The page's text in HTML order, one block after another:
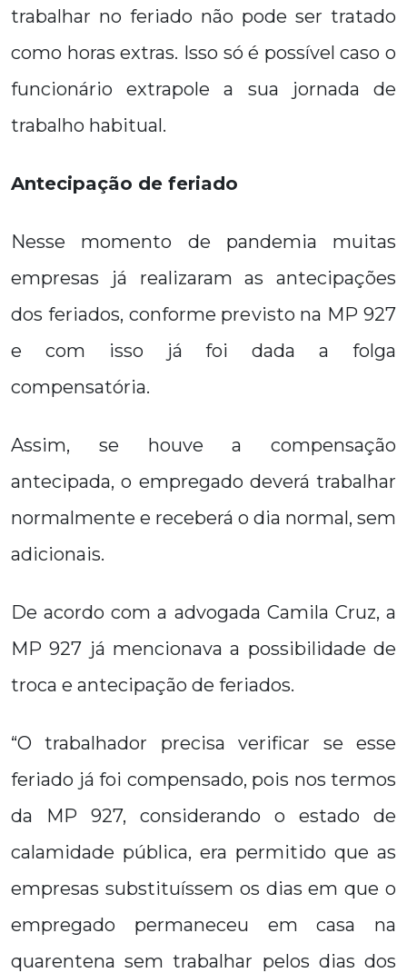
trabalhar no feriado não pode ser tratado
como horas extras. Isso só é possível caso o
funcionário extrapole a sua jornada de
trabalho habitual.
Antecipação de feriado
Nesse momento de pandemia muitas
empresas já realizaram as antecipações
dos feriados, conforme previsto na MP 927
e com isso já foi dada a folga
compensatória.
Assim, se houve a compensação
antecipada, o empregado deverá trabalhar
normalmente e receberá o dia normal, sem
adicionais.
De acordo com a advogada Camila Cruz, a
MP 927 já mencionava a possibilidade de
troca e antecipação de feriados.
“O trabalhador precisa verificar se esse
feriado já foi compensado, pois nos termos
da MP 927, considerando o estado de
calamidade pública, era permitido que as
empresas substituíssem os dias em que o
empregado permaneceu em casa na
quarentena sem trabalhar pelos dias dos